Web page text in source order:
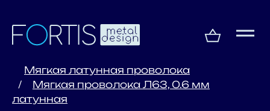
Мягкая латунная проволока
Мягкая проволока Л63, 0.6 мм
латунная